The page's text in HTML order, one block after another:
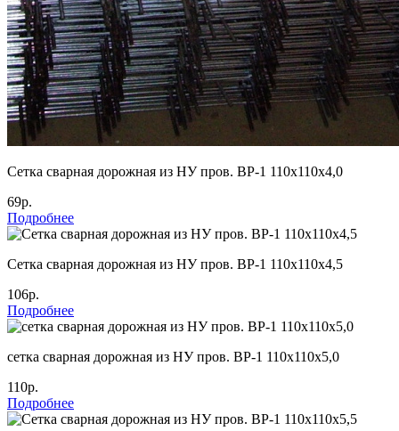
Cетка сварная дорожная из НУ пров. ВР-1 110х110х4,0
69р.
Подробнее
Cетка сварная дорожная из НУ пров. ВР-1 110х110х4,5
106р.
Подробнее
сетка сварная дорожная из НУ пров. ВР-1 110х110х5,0
110р.
Подробнее